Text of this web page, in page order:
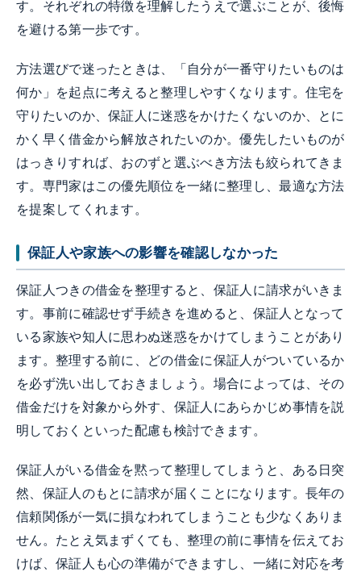
す。それぞれの特徴を理解したうえで選ぶことが、後悔
を避ける第一歩です。
方法選びで迷ったときは、「自分が一番守りたいものは
何か」を起点に考えると整理しやすくなります。住宅を
守りたいのか、保証人に迷惑をかけたくないのか、とに
かく早く借金から解放されたいのか。優先したいものが
はっきりすれば、おのずと選ぶべき方法も絞られてきま
す。専門家はこの優先順位を一緒に整理し、最適な方法
を提案してくれます。
保証人や家族への影響を確認しなかった
保証人つきの借金を整理すると、保証人に請求がいきま
す。事前に確認せず手続きを進めると、保証人となって
いる家族や知人に思わぬ迷惑をかけてしまうことがあり
ます。整理する前に、どの借金に保証人がついているか
を必ず洗い出しておきましょう。場合によっては、その
借金だけを対象から外す、保証人にあらかじめ事情を説
明しておくといった配慮も検討できます。
保証人がいる借金を黙って整理してしまうと、ある日突
然、保証人のもとに請求が届くことになります。長年の
信頼関係が一気に損なわれてしまうことも少なくありま
せん。たとえ気まずくても、整理の前に事情を伝えてお
けば、保証人も心の準備ができますし、一緒に対応を考